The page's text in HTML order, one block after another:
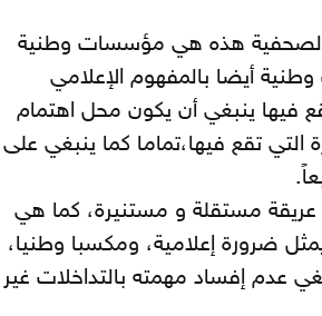
هذه هي مؤسسات وطنية
أيضا بالمفهوم الإعلامي
فيها ينبغي أن يكون محل اهتمام
التي تقع فيها،تماما كما ينبغي على
مستقلة و مستنيرة، كما هي
ضرورة إعلامية، ومكسبا وطنيا،
عدم إفساد مهمته بالتداخلات غير